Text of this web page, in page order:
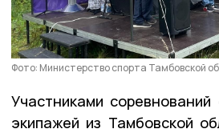
Фото: Министерство спорта Тамбовской
Участниками
экипажей из Тамбовской